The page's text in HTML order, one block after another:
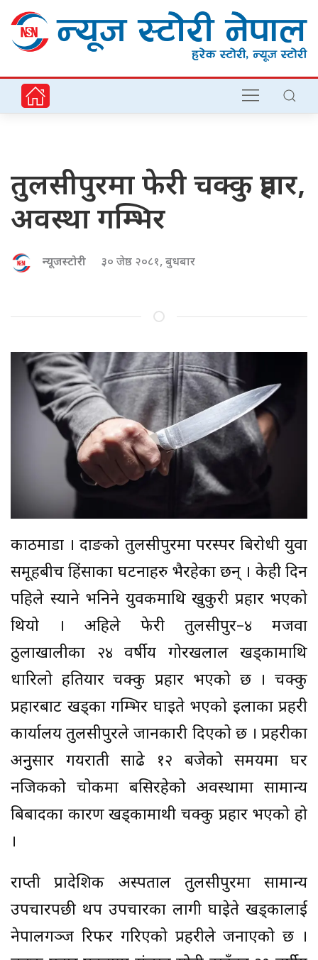
तुलसीपुरमा फेरी चक्कु प्रहार,
अवस्था गम्भिर
न्यूजस्टोरी ३० जेष्ठ २०८१, बुधबार
काठमाडौं । दाङको तुलसीपुरमा परस्पर बिरोधी युवा
समूहबीच हिंसाका घटनाहरु भैरहेका छन् । केही दिन
पहिले स्याने भनिने युवकमाथि खुकुरी प्रहार भएको
थियो । अहिले फेरी तुलसीपुर–४ मजवा
ठुलाखालीका २४ वर्षीय गोरखलाल खड्कामाथि
धारिलो हतियार चक्कु प्रहार भएको छ । चक्कु
प्रहारबाट खड्का गम्भिर घाइते भएको इलाका प्रहरी
कार्यालय तुलसीपुरले जानकारी दिएको छ । प्रहरीका
अनुुसार गयराती साढे १२ बजेको समयमा घर
नजिकको चोकमा बसिरहेको अवस्थामा सामान्य
बिबादका कारण खड्कामाथी चक्कु प्रहार भएको हो
।
राप्ती प्रादेशिक अस्पताल तुलसीपुरमा सामान्य
उपचारपछी थप उपचारका लागी घाइेते खड्कालाई
नेपालगञ्ज रिफर गरिएको प्रहरीले जनाएको छ ।